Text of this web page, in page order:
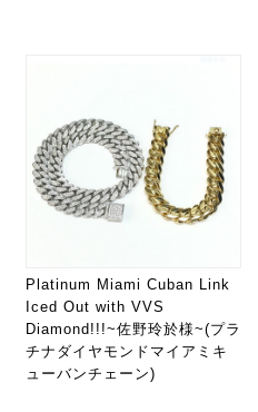
Platinum Miami Cuban Link
Iced Out with VVS
Diamond!!!~佐野玲於様~(プラ
チナダイヤモンドマイアミキ
ューバンチェーン)